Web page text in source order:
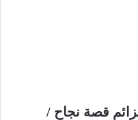
قصة نجاح /